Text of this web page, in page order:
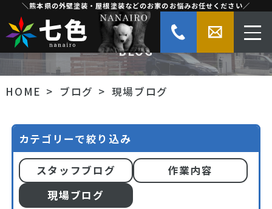
＼熊本県の外壁塗装・屋根塗装などのお家のお悩みお任せください／
現場ブログ
BLOG
HOME ブログ 現場ブログ
カテゴリーで絞り込み
スタッフブログ
作業内容
現場ブログ